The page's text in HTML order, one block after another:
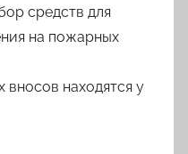
средств для
на пожарных
находятся у